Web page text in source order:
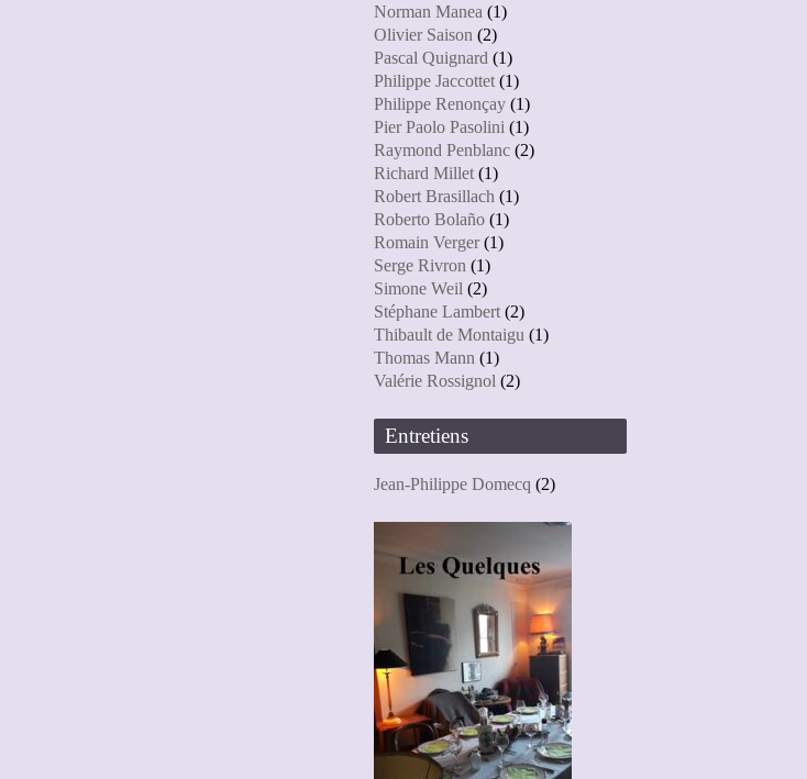
Norman Manea (1)
Olivier Saison (2)
Pascal Quignard (1)
Philippe Jaccottet(1)
Philippe Renonçay(1)
Pier Paolo Pasolini (1)
Raymond Penblanc(2)
Richard Millet(1)
Robert Brasillach (1)
Roberto Bolaño(1)
Romain Verger(1)
Serge Rivron (1)
Simone Weil (2)
Stéphane Lambert(2)
Thibault de Montaigu (1)
Thomas Mann (1)
Valérie Rossignol (2)
Entretiens
Jean-Philippe Domecq (2)